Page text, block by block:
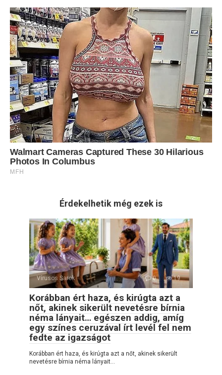
Érdekelhetik még ezek is
Vírusos Sarok 0 19
Korábban ért haza, és kirúgta azt a
nőt, akinek sikerült nevetésre bírnia
néma lányait… egészen addig, amíg
egy színes ceruzával írt levél fel nem
fedte az igazságot
Korábban ért haza, és kirúgta azt a nőt, akinek sikerült
nevetésre bírnia néma lányait…